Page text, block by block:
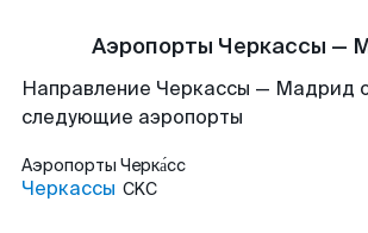
Аэропорты Черкассы —
Направление Черкассы — Мадрид
следующие аэропорты
Аэропорты Черка́сс
Черкассы CKC